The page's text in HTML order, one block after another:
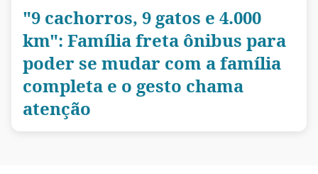
"9 cachorros, 9 gatos e 4.000
km": Família freta ônibus para
poder se mudar com a família
completa e o gesto chama
atenção